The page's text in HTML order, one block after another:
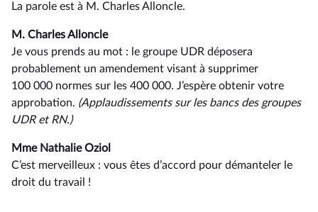
La parole est à M. Charles Alloncle.
M. Charles Alloncle
Je vous prends au mot : le groupe UDR déposera
probablement un amendement visant à supprimer
100 000 normes sur les 400 000. J’espère obtenir votre
approbation. (Applaudissements sur les bancs des groupes
UDR et RN.)
Mme Nathalie Oziol
C’est merveilleux : vous êtes d’accord pour démanteler le
droit du travail !